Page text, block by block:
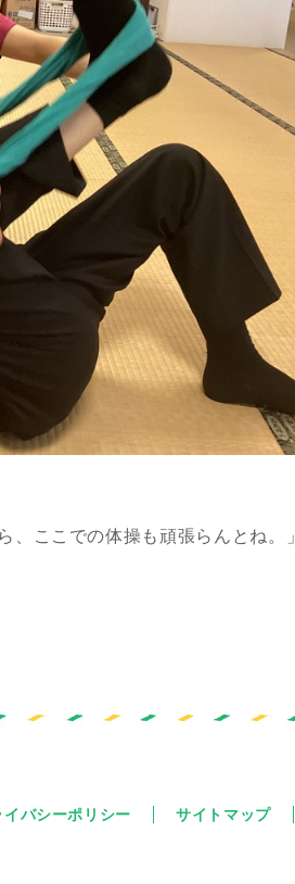
、ここでの体操も頑張らんとね。」
イバシーポリシー サイトマップ